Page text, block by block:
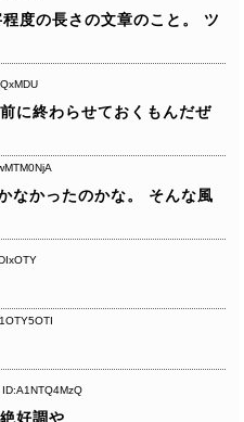
度の長さの文章のこと。
ツ
に終わらせておくもんだぜ
なかったのかな。
そんな風
ID:A1NTQ4MzQ
好調や